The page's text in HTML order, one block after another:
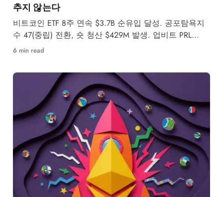
추지 않는다
비트코인 ETF 8주 연속 $3.7B 순유입 달성. 공포탐욕지
수 47(중립) 전환, 숏 청산 $429M 발생. 업비트 PRL
+11.54%. 4월 28일 암호화폐 시장 브리핑.
6 min read